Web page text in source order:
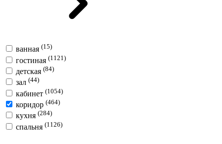
ванная (15)
гостиная (1121)
детская (84)
зал (44)
кабинет (1054)
коридор (464)
кухня (284)
спальня (1126)